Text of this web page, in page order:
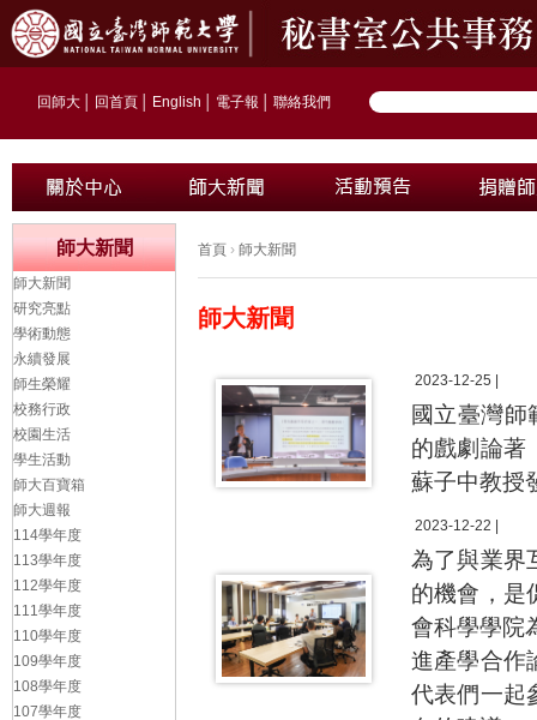
回師大 回首頁 English 電子報 聯絡我們
首頁 › 師大新聞
師大新聞
2023-12-25 |
國立臺灣
的戲劇論著
蘇子中教授
2023-12-22 |
為了與業界
的機會，是
會科學學院
進產學合作
代表們一起
師大新聞
師大新聞
研究亮點
學術動態
永續發展
師生榮耀
校務行政
校園生活
學生活動
師大百寶箱
師大週報
114學年度
113學年度
112學年度
111學年度
110學年度
109學年度
108學年度
107學年度